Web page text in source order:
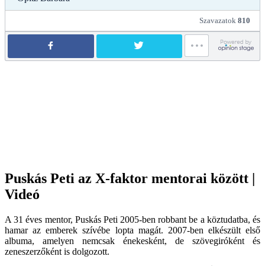
Puskás Peti az X-faktor mentorai között |
Videó
A 31 éves mentor, Puskás Peti 2005-ben robbant be a köztudatba, és
hamar az emberek szívébe lopta magát. 2007-ben elkészült első
albuma, amelyen nemcsak énekesként, de szövegiróként és
zeneszerzőként is dolgozott.